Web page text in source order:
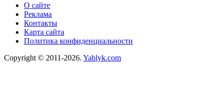
О сайте
Реклама
Контакты
Карта сайта
Политика конфиденциальности
Copyright © 2011-2026. Yablyk.сom